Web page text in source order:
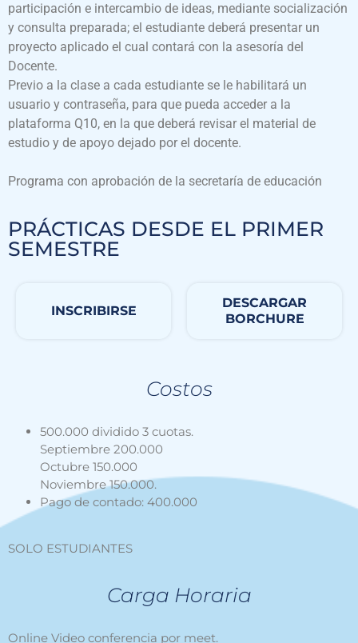
participación e intercambio de ideas, mediante socialización
y consulta preparada; el estudiante deberá presentar un
proyecto aplicado el cual contará con la asesoría del
Docente.
Previo a la clase a cada estudiante se le habilitará un
usuario y contraseña, para que pueda acceder a la
plataforma Q10, en la que deberá revisar el material de
estudio y de apoyo dejado por el docente.
Programa con aprobación de la secretaría de educación
PRÁCTICAS DESDE EL PRIMER
SEMESTRE
INSCRIBIRSE
DESCARGAR
BORCHURE
Costos
500.000 dividido 3 cuotas.
Septiembre 200.000
Octubre 150.000
Noviembre 150.000.
Pago de contado: 400.000
SOLO ESTUDIANTES
Carga Horaria
Online Video conferencia por meet.